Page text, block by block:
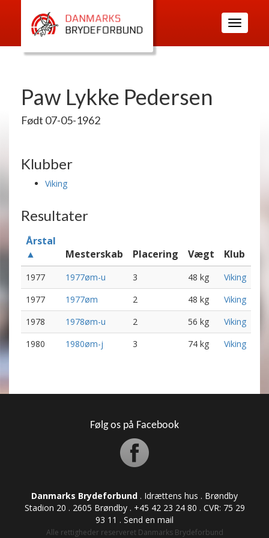
Toggle
navigation
Paw Lykke Pedersen
Født 07-05-1962
Klubber
Viking
Resultater
Årstal
▲
Mesterskab Placering Vægt Klub
1977 1977øm-u 3 48 kg
Viking
1977
1977øm 2 48 kg
Viking
1978
1978øm-u 2 56 kg
Viking
1980
1980øm-j 3 74 kg Viking
Følg os på Facebook
Danmarks Brydeforbund . Idrættens hus . Brøndby
Stadion 20 . 2605 Brøndby . +45 42 23 24 80 . CVR: ​​​​​​75 29
93 11 . Send en mail
Alle rettigheder reserveret Danmarks Brydeforbund